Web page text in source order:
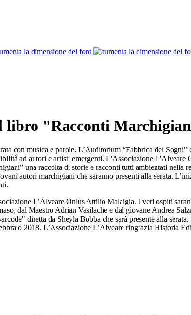
la dimensione del font
libro "Racconti
con musica e parole. L’Auditorium “Fabbrica dei Sogni”
ad autori e artisti emergenti. L'Associazione L'Alveare
una raccolta di storie e racconti tutti ambientati nella
autori marchigiani che saranno presenti alla serata.
L’Alveare Onlus Attilio Malaigia. I veri ospiti
dal Maestro Adrian Vasilache e dal giovane Andrea
diretta da Sheyla Bobba che sarà presente alla
2018. L’Associazione L’Alveare ringrazia Historia